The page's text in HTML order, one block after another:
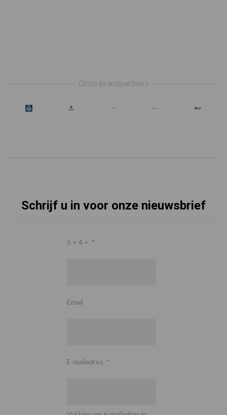
Onze brandpartners
Schrijf u in voor onze nieuwsbrief
5 + 4 = *
Email
E-mailadres *